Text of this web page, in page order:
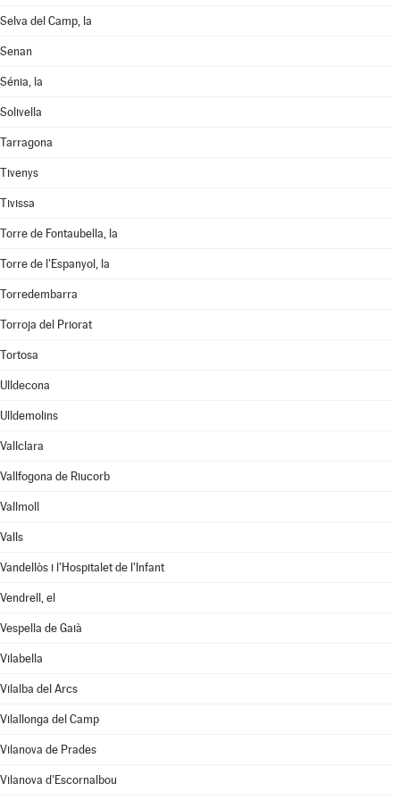
Selva del Camp, la
Senan
Sénia, la
Solivella
Tarragona
Tivenys
Tivissa
Torre de Fontaubella, la
Torre de l'Espanyol, la
Torredembarra
Torroja del Priorat
Tortosa
Ulldecona
Ulldemolins
Vallclara
Vallfogona de Riucorb
Vallmoll
Valls
Vandellòs i l'Hospitalet de l'Infant
Vendrell, el
Vespella de Gaià
Vilabella
Vilalba del Arcs
Vilallonga del Camp
Vilanova de Prades
Vilanova d'Escornalbou